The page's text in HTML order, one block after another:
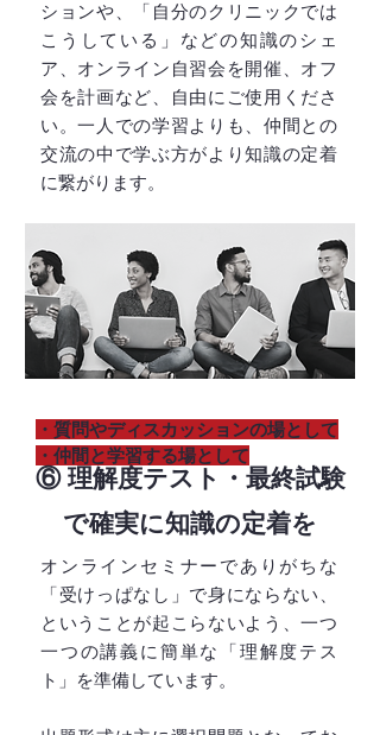
ションや、「自分のクリニックでは
こうしている」などの知識のシェ
ア、オンライン自習会を開催、オフ
会を計画など、自由にご使用くださ
い。一人での学習よりも、仲間との
交流の中で学ぶ方がより知識の定着
に繋がります。
・質問やディスカッションの場として
・仲間と学習する場として
⑥ 理解度テスト・最終試験
で確実に知識の定着を
オンラインセミナーでありがちな
「受けっぱなし」で身にならない、
ということが起こらないよう、一つ
一つの講義に簡単な「理解度テス
ト」を準備しています。